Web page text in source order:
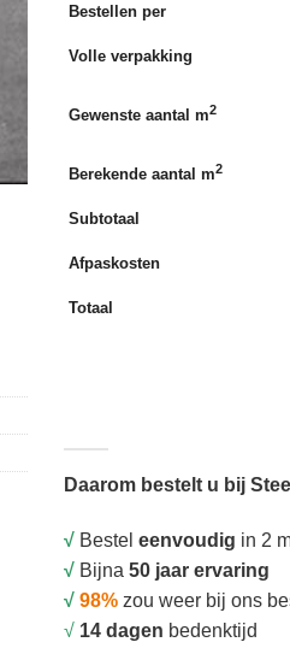
Bestellen per
Volle verpakking
Gewenste aantal m2
Berekende aantal m2
Subtotaal
Afpaskosten
Totaal
Daarom bestelt u bij
√ Bestel eenvoudig in 2
√ Bijna 50 jaar ervaring
√ 98% zou weer bij ons
√ 14 dagen bedenktijd